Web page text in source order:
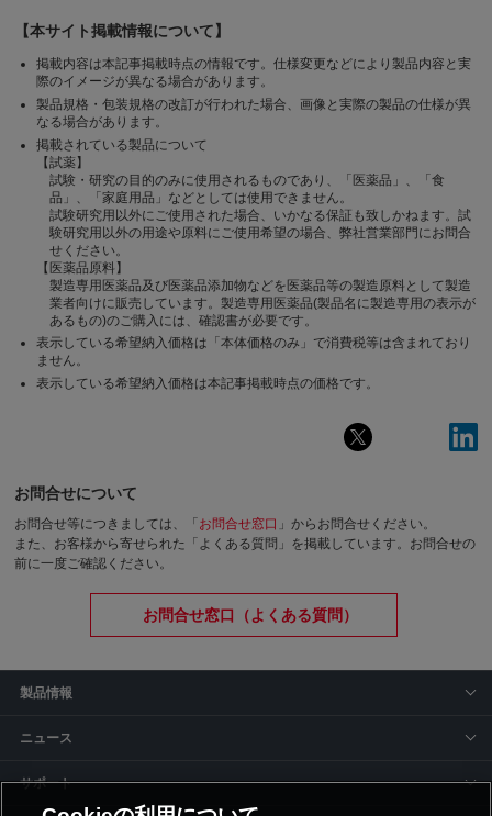
【本サイト掲載情報について】
掲載内容は本記事掲載時点の情報です。仕様変更などにより製品内容と実
際のイメージが異なる場合があります。
製品規格・包装規格の改訂が行われた場合、画像と実際の製品の仕様が異
なる場合があります。
掲載されている製品について
【試薬】
試験・研究の目的のみに使用されるものであり、「医薬品」、「食
品」、「家庭用品」などとしては使用できません。
試験研究用以外にご使用された場合、いかなる保証も致しかねます。試
験研究用以外の用途や原料にご使用希望の場合、弊社営業部門にお問合
せください。
【医薬品原料】
製造専用医薬品及び医薬品添加物などを医薬品等の製造原料として製造
業者向けに販売しています。製造専用医薬品(製品名に製造専用の表示が
あるもの)のご購入には、確認書が必要です。
表示している希望納入価格は「本体価格のみ」で消費税等は含まれており
ません。
表示している希望納入価格は本記事掲載時点の価格です。
お問合せについて
お問合せ等につきましては、「 お問合せ窓口 」からお問合せください。
また、お客様から寄せられた「よくある質問」を掲載しています。お問合せの
前に一度ご確認ください。
お問合せ窓口（よくある質問）
製品情報
ニュース
サポート